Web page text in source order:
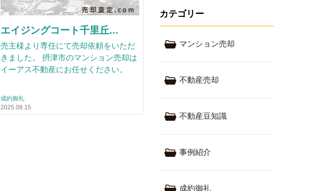
エイジングコート千里丘...
売主様より専任にて売却依頼をいただ
きました。 摂津市のマンション売却は
イーアス不動産にお任せください。
成約御礼
2025.08.15
カテゴリー
マンション売却
不動産売却
不動産豆知識
事例紹介
成約御礼